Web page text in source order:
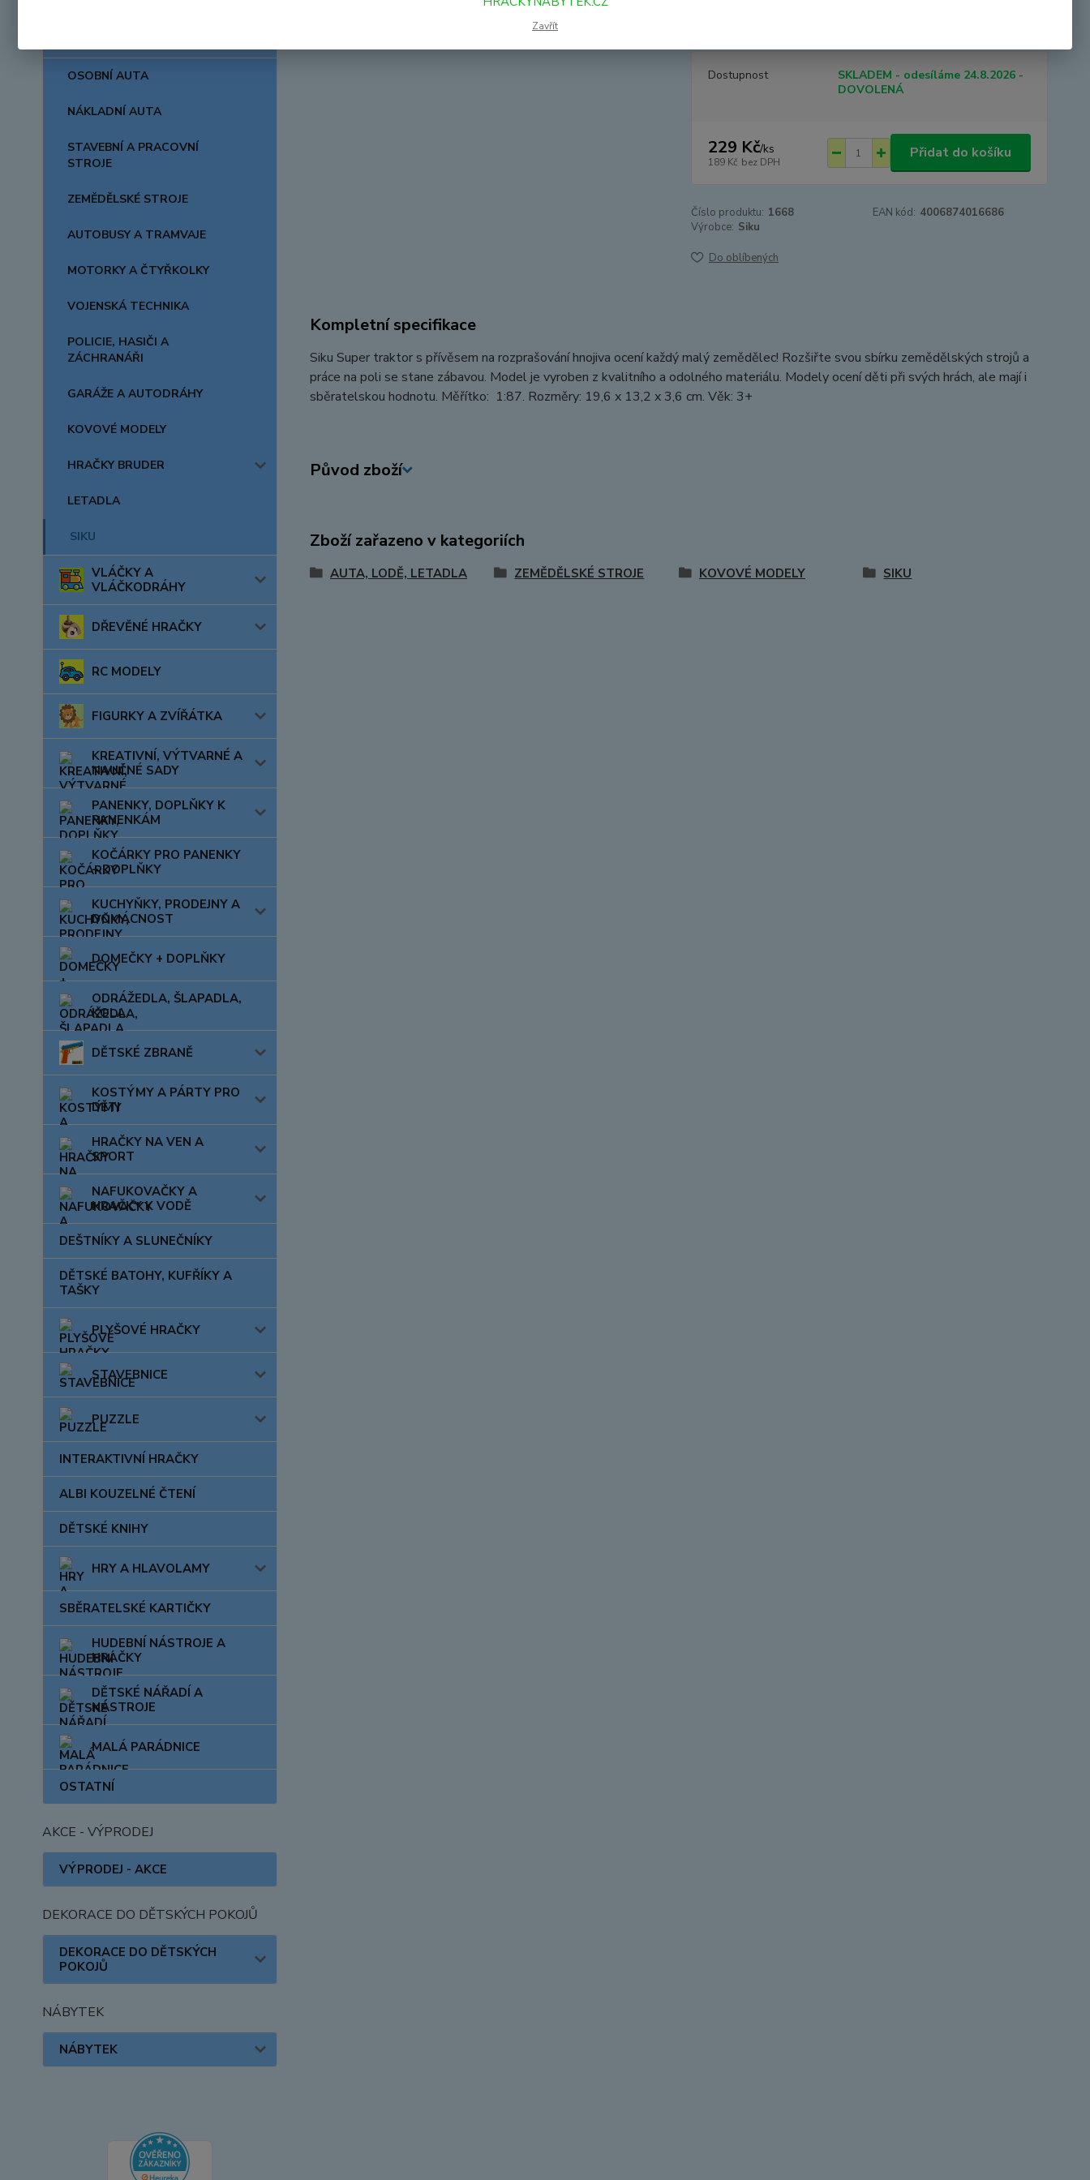
OSOBNÍ AUTA
NÁKLADNÍ AUTA
STAVEBNÍ A PRACOVNÍ
STROJE
ZEMĚDĚLSKÉ STROJE
AUTOBUSY A TRAMVAJE
MOTORKY A ČTYŘKOLKY
VOJENSKÁ TECHNIKA
POLICIE, HASIČI A
ZÁCHRANÁŘI
GARÁŽE A AUTODRÁHY
KOVOVÉ MODELY
HRAČKY BRUDER
LETADLA
SIKU
VLÁČKY A
VLÁČKODRÁHY
DŘEVĚNÉ HRAČKY
RC MODELY
FIGURKY A ZVÍŘÁTKA
KREATIVNÍ, VÝTVARNÉ A
NAUČNÉ SADY
PANENKY, DOPLŇKY K
PANENKÁM
KOČÁRKY PRO PANENKY
+ DOPLŇKY
KUCHYŇKY, PRODEJNY A
DOMÁCNOST
DOMEČKY + DOPLŇKY
ODRÁŽEDLA, ŠLAPADLA,
KOLA
DĚTSKÉ ZBRANĚ
KOSTÝMY A PÁRTY PRO
DĚTI
HRAČKY NA VEN A
SPORT
NAFUKOVAČKY A
HRAČKY K VODĚ
DEŠTNÍKY A SLUNEČNÍKY
DĚTSKÉ BATOHY, KUFŘÍKY A
TAŠKY
PLYŠOVÉ HRAČKY
STAVEBNICE
PUZZLE
INTERAKTIVNÍ HRAČKY
ALBI KOUZELNÉ ČTENÍ
DĚTSKÉ KNIHY
HRY A HLAVOLAMY
SBĚRATELSKÉ KARTIČKY
HUDEBNÍ NÁSTROJE A
HRAČKY
DĚTSKÉ NÁŘADÍ A
NÁSTROJE
MALÁ PARÁDNICE
OSTATNÍ
AKCE - VÝPRODEJ
VÝPRODEJ - AKCE
DEKORACE DO DĚTSKÝCH POKOJŮ
DEKORACE DO DĚTSKÝCH
POKOJŮ
NÁBYTEK
NÁBYTEK
Dostupnost
SKLADEM - odesíláme 24.8.2026 -
DOVOLENÁ
229 Kč/ks
189 Kč bez DPH
Přidat do košíku
Číslo produktu: 1668 EAN kód: 4006874016686
Výrobce: Siku
Do oblíbených
Kompletní specifikace
Siku Super traktor s přívěsem na rozprašování hnojiva ocení každý malý zemědělec! Rozšiřte svou sbírku zemědělských strojů a
práce na poli se stane zábavou. Model je vyroben z kvalitního a odolného materiálu. Modely ocení děti při svých hrách, ale mají i
sběratelskou hodnotu. Měřítko: 1:87. Rozměry: 19,6 x 13,2 x 3,6 cm. Věk: 3+
Původ zboží
Zboží zařazeno v kategoriích
AUTA, LODĚ, LETADLA ZEMĚDĚLSKÉ STROJE KOVOVÉ MODELY SIKU
Zavřít